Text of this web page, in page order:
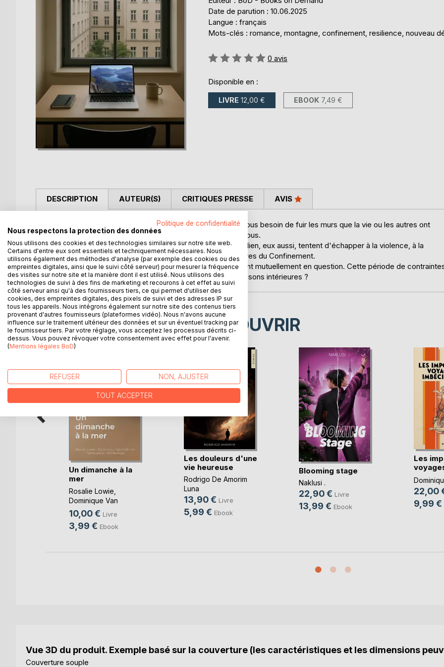
Date de parution : 10.06.2025
Langue : français
Mots-clés : romance, montagne, confinement, resilience, nouveau
Évaluation:
0 avis
Disponible en :
LIVRE 12,00 € EBOOK 7,49 €
DESCRIPTION
Nous avons tous quelque chose à esquiver. Nous avons tous besoin de fuir les murs que la vie ou les autres ont
bâtis, ou que nous avons érigés nous-mêmes autour de nous.
En ce printemps 2020, Angélique, Vincent, Sandra et Aurélien, eux aussi, tentent d'échapper à la violence, à la
morsure des souvenirs, à l'absurdité des mesures arbitraires du Confinement.
Ces existences se croisent, s'entrechoquent, se remettent mutuellement en question. Cette période de
leur permettra-t-elle, paradoxalement, d'esquiver leurs prisons intérieures ?
AUTEUR(S) CRITIQUES PRESSE AVIS
D’AUTRES TITRES À DÉCOUVRIR
Un dimanche à la
mer
Rosalie Lowie
Dominique Van
Cotthem, ...
10,00 € Livre
3,99 € Ebook
Les douleurs d'une
vie heureuse
Rodrigo De Amorim
Luna
13,90 € Livre
5,99 € Ebook
Blooming stage
Naklusi .
22,90 € Livre
13,99 € Ebook
Les
22,00
9,99 €
Vue 3D du produit. Exemple basé sur la couverture (les caractéristiques et les dimensions
Couverture souple
Politique de confidentialité
Nous respectons la protection des données
Nous utilisons des cookies et des technologies similaires sur notre site web.
Certains d'entre eux sont essentiels et techniquement nécessaires. Nous
utilisons également des méthodes d'analyse (par exemple des cookies ou des
empreintes digitales, ainsi que le suivi côté serveur) pour mesurer la fréquence
des visites sur notre site et la manière dont il est utilisé. Nous utilisons des
technologies de suivi à des fins de marketing et recourons à cet effet au suivi
côté serveur ainsi qu'à des fournisseurs tiers, ce qui permet d'utiliser des
cookies, des empreintes digitales, des pixels de suivi et des adresses IP sur
tous les appareils. Nous intégrons également sur notre site des contenus tiers
provenant d'autres fournisseurs (plateformes vidéo). Nous n'avons aucune
influence sur le traitement ultérieur des données et sur un éventuel tracking par
le fournisseur tiers. Par votre réglage, vous acceptez les processus décrits ci-
dessus. Vous pouvez révoquer votre consentement avec effet pour l'avenir.
(Mentions légales BoD)
REFUSER NON, AJUSTER
TOUT ACCEPTER